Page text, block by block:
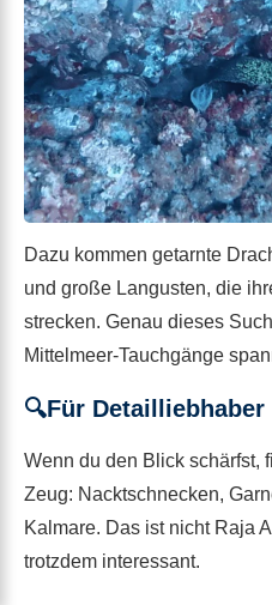
Dazu kommen getarnte
und große Langusten, die
strecken. Genau dieses
Mittelmeer-Tauchgänge
🔍Für
Wenn du den Blick schärfst,
Zeug: Nacktschnecken,
Kalmare. Das ist nicht Raja
trotzdem interessant.